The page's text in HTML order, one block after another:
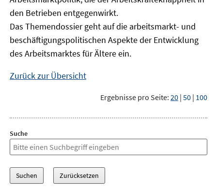
den Betrieben entgegenwirkt.
Das Themendossier geht auf die arbeitsmarkt- und
beschäftigungspolitischen Aspekte der Entwicklung
des Arbeitsmarktes für Ältere ein.
Zurück zur Übersicht
Ergebnisse pro Seite: 20 | 50 | 100
Suche